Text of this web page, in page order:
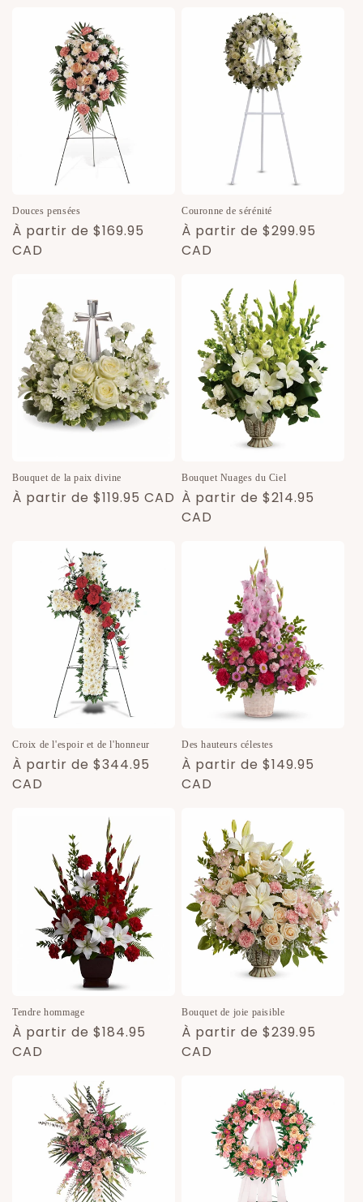
Douces pensées
Prix
habituel
À partir de $169.95
CAD
Couronne de sérénité
Prix
habituel
À partir de $299.95
CAD
Bouquet de la paix divine
Prix
À partir de $119.95 CAD
Bouquet Nuages ​​du Ciel
Prix
habituel
À partir de $214.95
CAD
Croix de l'espoir et de l'honneur
Prix
habituel
À partir de $344.95
CAD
Des hauteurs célestes
Prix
habituel
À partir de $149.95
CAD
Tendre hommage
Prix
habituel
À partir de $184.95
CAD
Bouquet de joie paisible
Prix
habituel
À partir de $239.95
CAD